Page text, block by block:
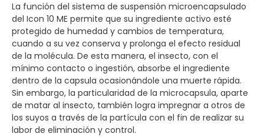
La función del sistema de suspensión microencapsulado
del Icon 10 ME permite que su ingrediente activo esté
protegido de humedad y cambios de temperatura,
cuando a su vez conserva y prolonga el efecto residual
de la molécula. De esta manera, el insecto, con el
mínimo contacto o ingestión, absorbe el ingrediente
dentro de la capsula ocasionándole una muerte rápida.
Sin embargo, la particularidad de la microcapsula, aparte
de matar al insecto, también logra impregnar a otros de
los suyos a través de la partícula con el fin de realizar su
labor de eliminación y control.